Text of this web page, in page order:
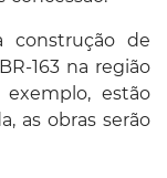
construção de
163 na região
estão
as obras serão